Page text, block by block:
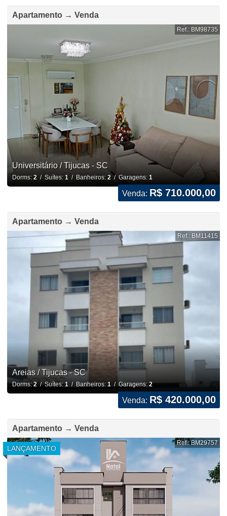
Apartamento → Venda
Ref.: BM98735
Universitário / Tijucas - SC
Dorms: 2/ Suítes: 1/ Banheiros: 2/ Garagens: 1
Venda: R$ 710.000,00
Apartamento → Venda
Ref.: BM11415
Areias / Tijucas - SC
Dorms:2/ Suítes:1/ Banheiros: 1/ Garagens:2
Venda: R$ 420.000,00
Apartamento → Venda
LANÇAMENTO
Ref.: BM29757